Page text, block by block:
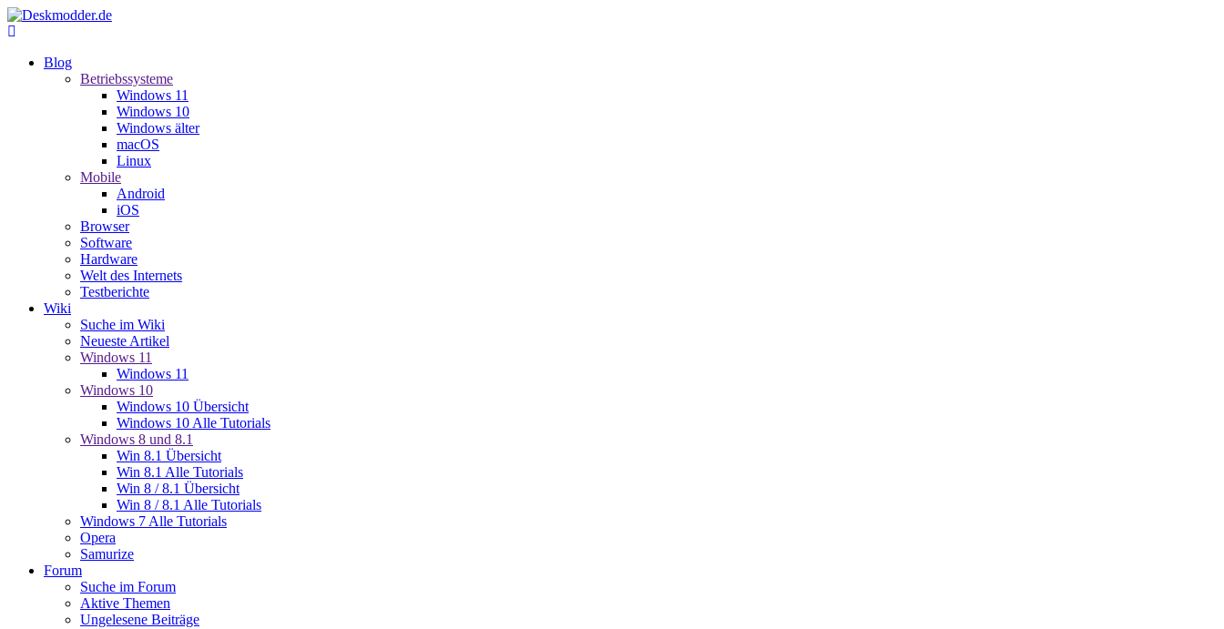
Blog
Betriebssysteme
Windows 11
Windows 10
Windows älter
macOS
Linux
Mobile
Android
iOS
Browser
Software
Hardware
Welt des Internets
Testberichte
Wiki
Suche im Wiki
Neueste Artikel
Windows 11
Windows 11
Windows 10
Windows 10 Übersicht
Windows 10 Alle Tutorials
Windows 8 und 8.1
Win 8.1 Übersicht
Win 8.1 Alle Tutorials
Win 8 / 8.1 Übersicht
Win 8 / 8.1 Alle Tutorials
Windows 7 Alle Tutorials
Opera
Samurize
Forum
Suche im Forum
Aktive Themen
Ungelesene Beiträge